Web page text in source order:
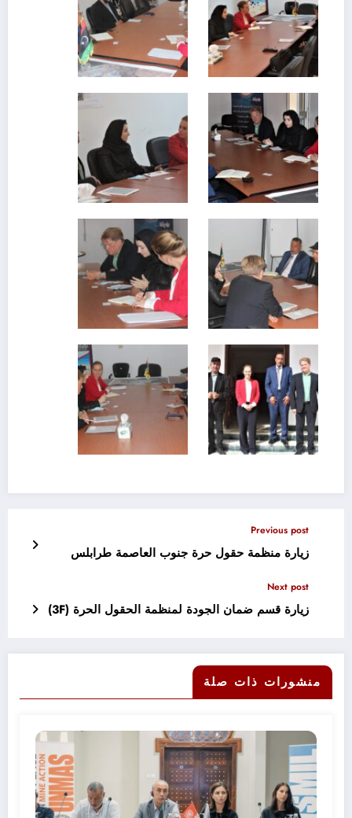
Previous post
زيارة منظمة حقول حرة جنوب العاصمة طرابلس
Next post
زيارة قسم ضمان الجودة لمنظمة الحقول الحرة (3F)
منشورات ذات صلة